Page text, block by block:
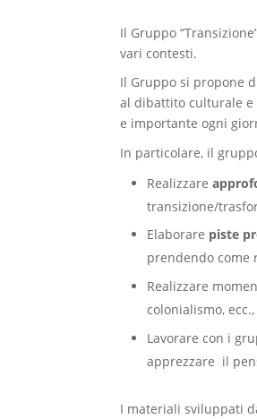
Il Gruppo
vari contesti.
Il Gruppo si propone
al dibattito culturale e
e importante ogni
In particolare, il
Realizzare
transizione/
Elaborare piste
prendendo come
Realizzare
colonialismo,
Lavorare con i
apprezzare il
I materiali sviluppati